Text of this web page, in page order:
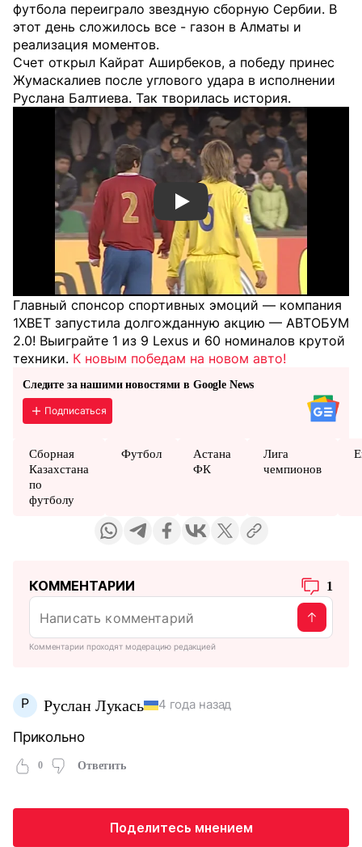
футбола переиграло звездную сборную Сербии. В
этот день сложилось все - газон в Алматы и
реализация моментов.
Счет открыл Кайрат Аширбеков, а победу принес
Жумаскалиев после углового удара в исполнении
Руслана Балтиева. Так творилась история.
Смотреть видео YouTube
Главный спонсор спортивных эмоций — компания
1XBET запустила долгожданную акцию — АВТОБУМ
2.0! Выиграйте 1 из 9 Lexus и 60 номиналов крутой
техники. К новым победам на новом авто!
Следите за нашими новостями в Google News
Подписаться
Сборная
Казахстана
по
футболу
Футбол
Астана
ФК
Лига
чемпионов
КОММЕНТАРИИ 1
Комментарии проходят модерацию редакцией
Р Руслан Лукась 4 года назад
Прикольно
0 Ответить
Поделитесь мнением